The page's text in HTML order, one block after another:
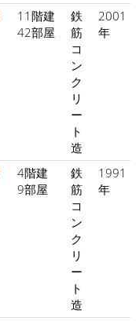
11階建
42部屋
鉄
筋
コ
ン
ク
リ
ー
ト
造
2001
年
4階建
9部屋
鉄
筋
コ
ン
ク
リ
ー
ト
造
1991
年